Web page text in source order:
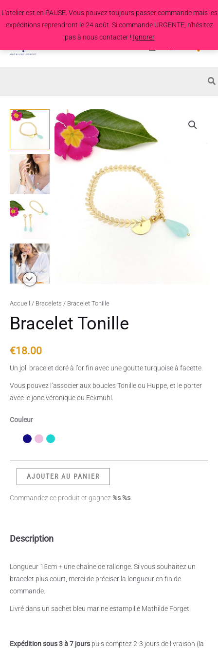
L'atelier est en PAUSE. Vous pouvez toujours passer commande mais les
expéditions reprendront le 24 août. Si commande URGENTE, n'hésitez
pas à nous contacter ! Ignorer
au
contenu
Accueil / Bracelets / Bracelet Tonille
Bracelet Tonille
€18.00
Un joli bracelet doré à l’or fin avec une goutte turquoise à facette.
Vous pouvez l’associer aux boucles Tonille ou Huppe, et le porter
avec le jonc véronique ou Eckmuhl.
Couleur
quantité
Bracelet
Tonille
AJOUTER AU PANIER
Commandez ce produit et gagnez %s %s
Description
Longueur 15cm + une chaîne de rallonge. Si vous souhaitez un
bracelet plus court, merci de préciser la longueur en fin de
commande.
Livré dans un sachet bleu marine estampillé Mathilde Forget.
Expédition sous 3 à 7 jours puis comptez 2-3 jours de livraison (la